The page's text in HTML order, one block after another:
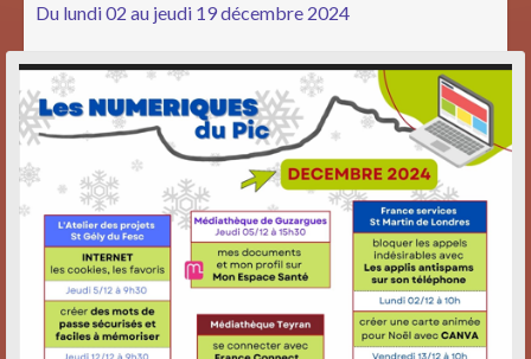
Du lundi 02 au jeudi 19 décembre 2024